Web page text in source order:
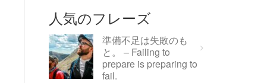
人気のフレーズ
準備不足は失敗のも
と。 – Failing to
prepare is preparing to
fail.